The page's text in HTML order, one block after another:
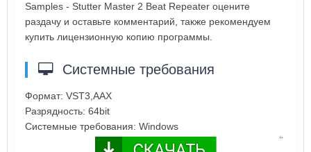
Samples - Stutter Master 2 Beat Repeater оцените
раздачу и оставьте комментарий, также рекомендуем
купить лицензионную копию программы.
Системные требования
Формат: VST3,AAX
Разрядность: 64bit
Системные требования: Windows